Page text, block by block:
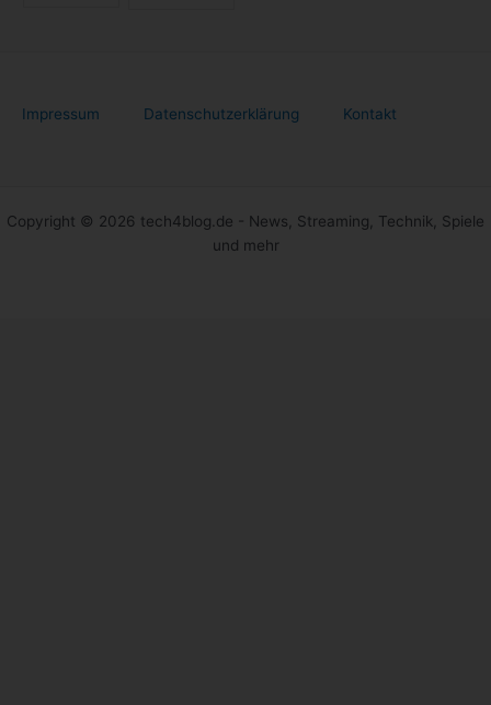
Impressum Datenschutzerklärung Kontakt
Copyright © 2026 tech4blog.de - News, Streaming, Technik, Spiele
und mehr